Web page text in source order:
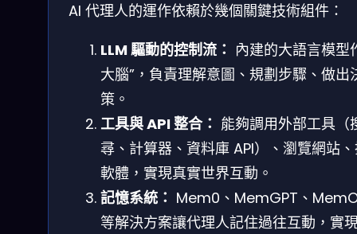
AI 代理人的運作依賴於幾個關鍵技術組件：
LLM 驅動的控制流： 內建的大語言模型
大腦”，負責理解意圖、規劃步驟、做出
策。
工具與 API 整合： 能夠調用外部工具（
尋、計算器、資料庫 API）、瀏覽網站
軟體，實現真實世界互動。
記憶系統： Mem0、MemGPT、
等解決方案讓代理人記住過往互動，實